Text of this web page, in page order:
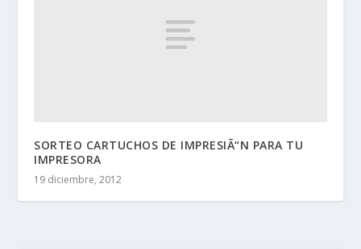
SORTEO CARTUCHOS DE IMPRESIÃ“N PARA TU
IMPRESORA
19 diciembre, 2012